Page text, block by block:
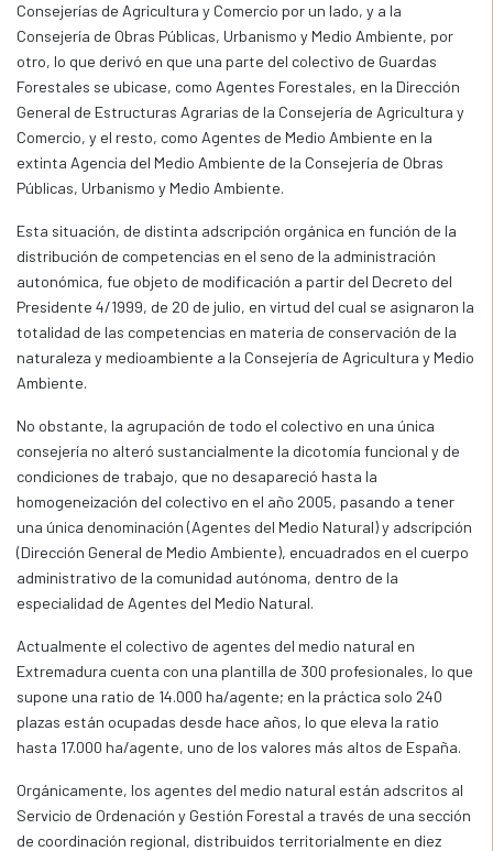
Consejerías de Agricultura y Comercio por un lado, y a la
Consejería de Obras Públicas, Urbanismo y Medio Ambiente, por
otro, lo que derivó en que una parte del colectivo de Guardas
Forestales se ubicase, como Agentes Forestales, en la Dirección
General de Estructuras Agrarias de la Consejería de Agricultura y
Comercio, y el resto, como Agentes de Medio Ambiente en la
extinta Agencia del Medio Ambiente de la Consejería de Obras
Públicas, Urbanismo y Medio Ambiente.
Esta situación, de distinta adscripción orgánica en función de la
distribución de competencias en el seno de la administración
autonómica, fue objeto de modificación a partir del Decreto del
Presidente 4/1999, de 20 de julio, en virtud del cual se asignaron la
totalidad de las competencias en materia de conservación de la
naturaleza y medioambiente a la Consejería de Agricultura y Medio
Ambiente.
No obstante, la agrupación de todo el colectivo en una única
consejería no alteró sustancialmente la dicotomía funcional y de
condiciones de trabajo, que no desapareció hasta la
homogeneización del colectivo en el año 2005, pasando a tener
una única denominación (Agentes del Medio Natural) y adscripción
(Dirección General de Medio Ambiente), encuadrados en el cuerpo
administrativo de la comunidad autónoma, dentro de la
especialidad de Agentes del Medio Natural.
Actualmente el colectivo de agentes del medio natural en
Extremadura cuenta con una plantilla de 300 profesionales, lo que
supone una ratio de 14.000 ha/agente; en la práctica solo 240
plazas están ocupadas desde hace años, lo que eleva la ratio
hasta 17.000 ha/agente, uno de los valores más altos de España.
Orgánicamente, los agentes del medio natural están adscritos al
Servicio de Ordenación y Gestión Forestal a través de una sección
de coordinación regional, distribuidos territorialmente en diez